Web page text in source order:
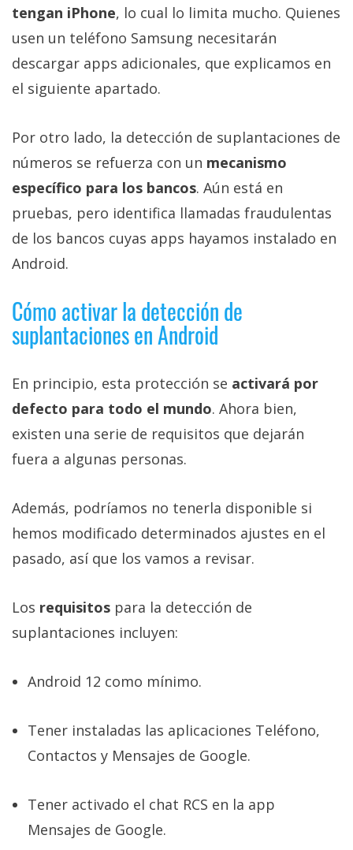
tengan iPhone, lo cual lo limita mucho. Quienes
usen un teléfono Samsung necesitarán
descargar apps adicionales, que explicamos en
el siguiente apartado.
Por otro lado, la detección de suplantaciones de
números se refuerza con un mecanismo
específico para los bancos. Aún está en
pruebas, pero identifica llamadas fraudulentas
de los bancos cuyas apps hayamos instalado en
Android.
Cómo activar la detección de
suplantaciones en Android
En principio, esta protección se activará por
defecto para todo el mundo. Ahora bien,
existen una serie de requisitos que dejarán
fuera a algunas personas.
Además, podríamos no tenerla disponible si
hemos modificado determinados ajustes en el
pasado, así que los vamos a revisar.
Los requisitos para la detección de
suplantaciones incluyen:
Android 12 como mínimo.
Tener instaladas las aplicaciones Teléfono,
Contactos y Mensajes de Google.
Tener activado el chat RCS en la app
Mensajes de Google.